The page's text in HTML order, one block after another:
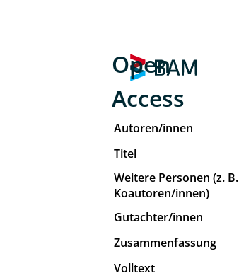
Open
Access
Autoren/innen
Titel
Weitere Personen (z. B.
Koautoren/innen)
Gutachter/innen
Zusammenfassung
Volltext